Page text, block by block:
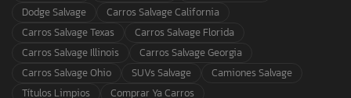
Dodge Salvage
Carros Salvage California
Carros Salvage Texas
Carros Salvage Florida
Carros Salvage Illinois
Carros Salvage Georgia
Carros Salvage Ohio
SUVs Salvage
Camiones Salvage
Títulos Limpios
Comprar Ya Carros